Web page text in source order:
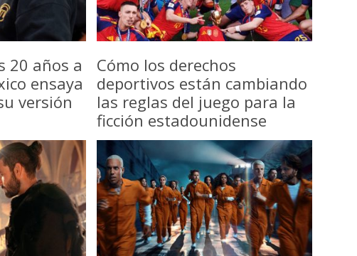
20 años a
ensaya
versión
Cómo los derechos
deportivos están cambiando
las reglas del juego para la
ficción estadounidense